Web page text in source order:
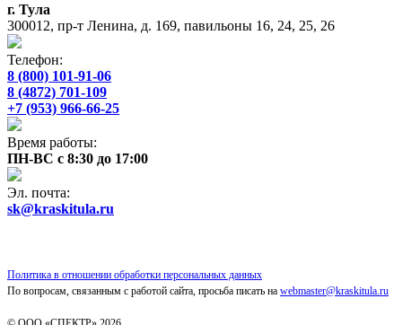
г. Тула
300012, пр-т Ленина, д. 169, павильоны 16, 24, 25, 26
Телефон:
8 (800) 101-91-06
8 (4872) 701-109
+7 (953) 966-66-25
Время работы:
ПН-ВС с 8:30 до 17:00
Эл. почта:
sk@kraskitula.ru
Политика в отношении обработки персональных данных
По вопросам, связанным с работой сайта, просьба писать на webmaster@kraskitula.ru